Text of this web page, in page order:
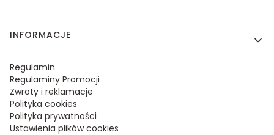
Linki w stopce
INFORMACJE
Regulamin
Regulaminy Promocji
Zwroty i reklamacje
Polityka cookies
Polityka prywatności
Ustawienia plików cookies